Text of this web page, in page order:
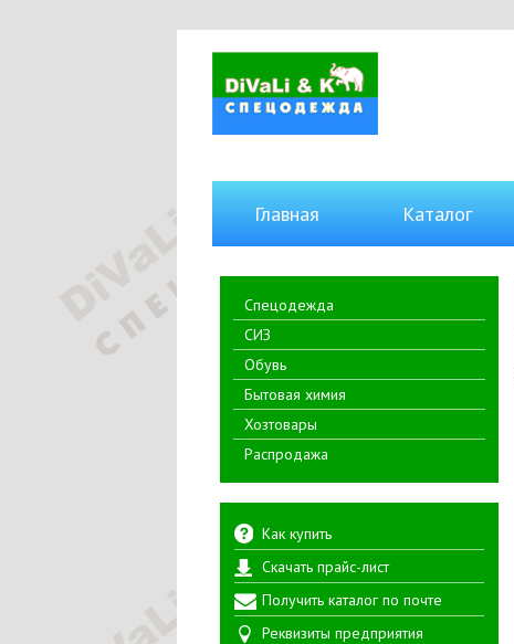
Главная Каталог
Спецодежда
СИЗ
Обувь
Бытовая химия
Хозтовары
Распродажа
Как купить
Скачать прайс-лист
Получить каталог по почте
Реквизиты предприятия